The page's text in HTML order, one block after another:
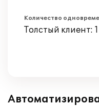
Количество
Толстый клиент: 1